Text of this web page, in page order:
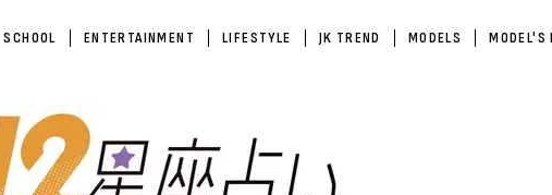
SCHOOL ENTERTAINMENT LIFESTYLE JK TREND MODELS MODEL'S